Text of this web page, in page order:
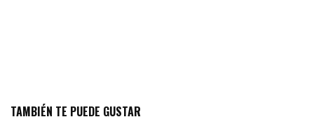
TAMBIÉN TE PUEDE GUSTAR